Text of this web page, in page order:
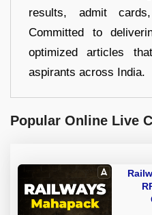
results, admit
Committed to
optimized articles
aspirants across India.
Popular Online Live